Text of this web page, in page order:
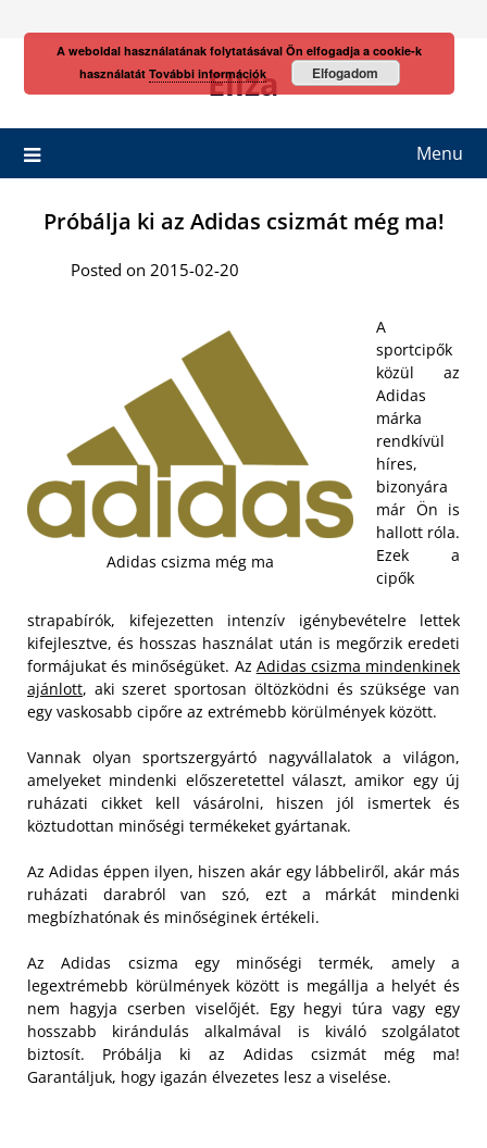
Eliza
Menu
Próbálja ki az Adidas csizmát még ma!
Posted on 2015-02-20
Adidas csizma még ma
A
sportcipők
közül az
Adidas
márka
rendkívül
híres,
bizonyára
már Ön is
hallott róla.
Ezek a
cipők
strapabírók, kifejezetten intenzív igénybevételre lettek
kifejlesztve, és hosszas használat után is megőrzik eredeti
formájukat és minőségüket. Az Adidas csizma mindenkinek
ajánlott, aki szeret sportosan öltözködni és szüksége van
egy vaskosabb cipőre az extrémebb körülmények között.
Vannak olyan sportszergyártó nagyvállalatok a világon,
amelyeket mindenki előszeretettel választ, amikor egy új
ruházati cikket kell vásárolni, hiszen jól ismertek és
köztudottan minőségi termékeket gyártanak.
Az Adidas éppen ilyen, hiszen akár egy lábbeliről, akár más
ruházati darabról van szó, ezt a márkát mindenki
megbízhatónak és minőséginek értékeli.
Az Adidas csizma egy minőségi termék, amely a
legextrémebb körülmények között is megállja a helyét és
nem hagyja cserben viselőjét. Egy hegyi túra vagy egy
hosszabb kirándulás alkalmával is kiváló szolgálatot
biztosít. Próbálja ki az Adidas csizmát még ma!
Garantáljuk, hogy igazán élvezetes lesz a viselése.
A weboldal használatának folytatásával Ön elfogadja a cookie-k
használatát További információk Elfogadom